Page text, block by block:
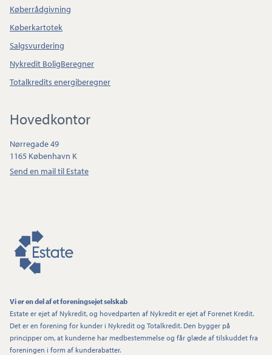
Køberrådgivning
Køberkartotek
Salgsvurdering
Nykredit BoligBeregner
Totalkredits energiberegner
Hovedkontor
Nørregade 49
1165 København K
Send en mail til Estate
Vi er en del af et foreningsejet selskab
Estate er ejet af Nykredit, og hovedparten af Nykredit er ejet af Forenet Kredit.
Det er en forening for kunder i Nykredit og Totalkredit. Den bygger på
principper om, at kunderne har medbestemmelse og får glæde af tilskuddet fra
foreningen i form af kunderabatter.